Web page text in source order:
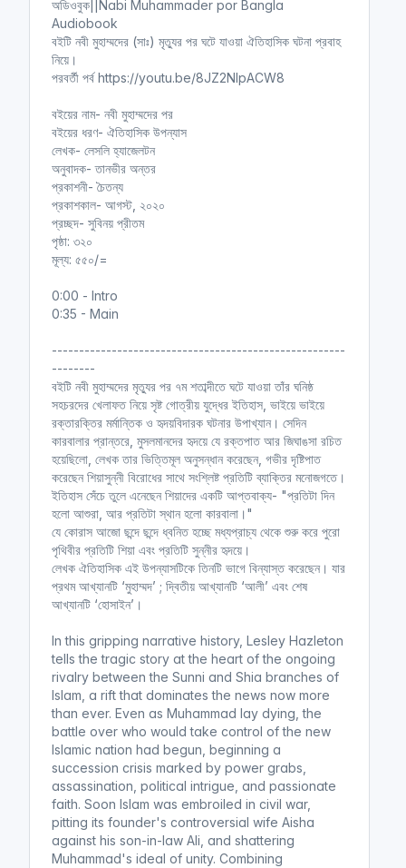
l
অডিওবুক||Nabi Muhammader por Bangla
Audiobook
বইটি নবী মুহাম্মদের (সাঃ) মৃত্যুর পর ঘটে যাওয়া ঐতিহাসিক ঘটনা প্রবাহ
নিয়ে।
পরবর্তী পর্ব https://youtu.be/8JZ2NIpACW8
বইয়ের নাম- নবী মুহাম্মদের পর
বইয়ের ধরণ- ঐতিহাসিক উপন্যাস
লেখক- লেসলি হ্যাজেলটন
অনুবাদক- তানভীর অন্তর
প্রকাশনী- চৈতন্য
প্রকাশকাল- আগস্ট, ২০২০
প্রচ্ছদ- সুবিনয় প্রীতম
পৃষ্ঠা: ৩২০
মূল্য: ৫৫০/=
0:00 - Intro
0:35 - Main
------------------------------------------------------
--------
বইটি নবী মুহাম্মদের মৃত্যুর পর ৭ম শতাব্দীতে ঘটে যাওয়া তাঁর ঘনিষ্ঠ
সহচরদের খেলাফত নিয়ে সৃষ্ট গোত্রীয় যুদ্ধের ইতিহাস, ভাইয়ে ভাইয়ে
রক্তারক্তির মর্মান্তিক ও হৃদয়বিদারক ঘটনার উপাখ্যান। সেদিন
কারবালার প্রান্তরে, মুসলমানদের হৃদয়ে যে রক্তপাত আর জিঘাঙসা রচিত
হয়েছিলো, লেখক তার ভিত্তিমূল অনুসন্ধান করেছেন, গভীর দৃষ্টিপাত
করেছেন শিয়াসুন্নী বিরোধের সাথে সংশ্লিষ্ট প্রতিটি ব্যাক্তির মনোজগতে।
ইতিহাস সেঁচে তুলে এনেছেন শিয়াদের একটি আপ্তবাক্য- "প্রতিটা দিন
হলো আশুরা, আর প্রতিটা স্থান হলো কারবালা।"
যে কোরাস আজো ছন্দে ছন্দে ধ্বনিত হচ্ছে মধ্যপ্রাচ্য থেকে শুরু করে পুরো
পৃথিবীর প্রতিটি শিয়া এবং প্রতিটি সুন্নীর হৃদয়ে।
লেখক ঐতিহাসিক এই উপন্যাসটিকে তিনটি ভাগে বিন্যাস্ত করেছেন। যার
প্রথম আখ্যানটি ‘মুহাম্মদ’ ; দ্বিতীয় আখ্যানটি ‘আলী’ এবং শেষ
আখ্যানটি ‘হোসাইন’।
In this gripping narrative history, Lesley Hazleton
tells the tragic story at the heart of the ongoing
rivalry between the Sunni and Shia branches of
Islam, a rift that dominates the news now more
than ever. Even as Muhammad lay dying, the
battle over who would take control of the new
Islamic nation had begun, beginning a
succession crisis marked by power grabs,
assassination, political intrigue, and passionate
faith. Soon Islam was embroiled in civil war,
pitting its founder's controversial wife Aisha
against his son-in-law Ali, and shattering
Muhammad's ideal of unity. Combining